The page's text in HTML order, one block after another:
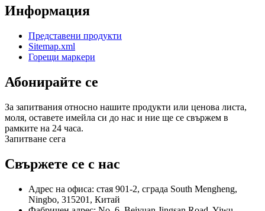
Информация
Представени продукти
Sitemap.xml
Горещи маркери
Абонирайте се
За запитвания относно нашите продукти или ценова листа,
моля, оставете имейла си до нас и ние ще се свържем в
рамките на 24 часа.
Запитване сега
Свържете се с нас
Адрес на офиса: стая 901-2, сграда South Mengheng,
Ningbo, 315201, Китай